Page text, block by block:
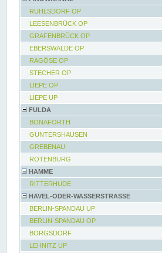
RUHLSDORF OP
LEESENBRÜCK OP
GRAFENBRÜCK OP
EBERSWALDE OP
RAGÖSE OP
STECHER OP
LIEPE OP
LIEPE UP
FULDA
BONAFORTH
GUNTERSHAUSEN
GREBENAU
ROTENBURG
HAMME
RITTERHUDE
HAVEL-ODER-WASSERSTRASSE
BERLIN-SPANDAU UP
BERLIN-SPANDAU OP
BORGSDORF
LEHNITZ UP